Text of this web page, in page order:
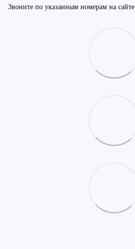
Звоните по указанным номерам на сайте.